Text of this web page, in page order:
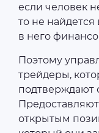
если человек
то не найдется
в него
Поэтому
трейдеры,
подтверждают
открытым